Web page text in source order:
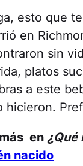
esto que
en
sin
platos
a este
hicieron.
en ¿Qué
nacido